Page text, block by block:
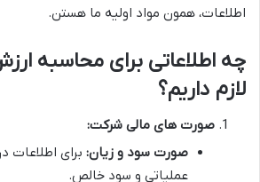
اطلاعات، همون مواد اولیه ما هستن.
چه اطلاعاتی برای محاسبه
لازم داریم؟
صورت های مالی شرکت:
صورت سود و زیان: برای اطلاعات
عملیاتی و سود خالص.